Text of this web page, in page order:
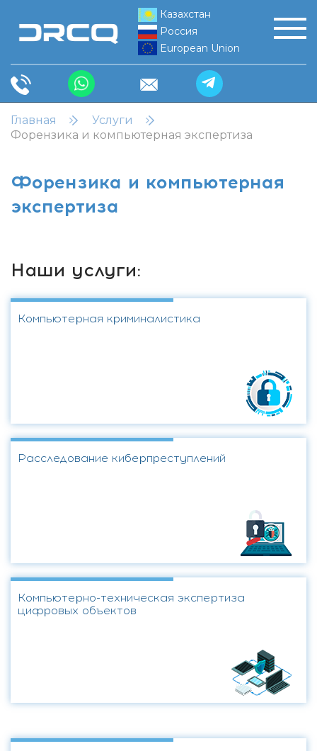
Казахстан
Россия
European Union
Главная
Услуги
Форензика и компьютерная экспертиза
Форензика и компьютерная
экспертиза
Наши услуги:
Компьютерная криминалистика
Расследование киберпреступлений
Компьютерно-техническая экспертиза
цифровых объектов